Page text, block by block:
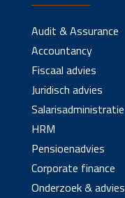
Audit & Assurance
Accountancy
Fiscaal advies
Juridisch advies
Salarisadministratie
HRM
Pensioenadvies
Corporate finance
Onderzoek &